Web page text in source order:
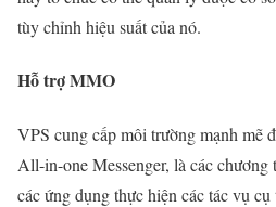
tùy chỉnh hiệu suất của nó.
Hỗ trợ MMO
VPS cung cấp môi trường mạnh mẽ
All-in-one Messenger, là các
các ứng dụng thực hiện các tác vụ